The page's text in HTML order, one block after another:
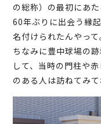
の総称）の最初にあ
60年ぶりに出会う縁
名付けられたんやって
ちなみに豊中球場の
して、当時の門柱や
のある人は訪ねてみて